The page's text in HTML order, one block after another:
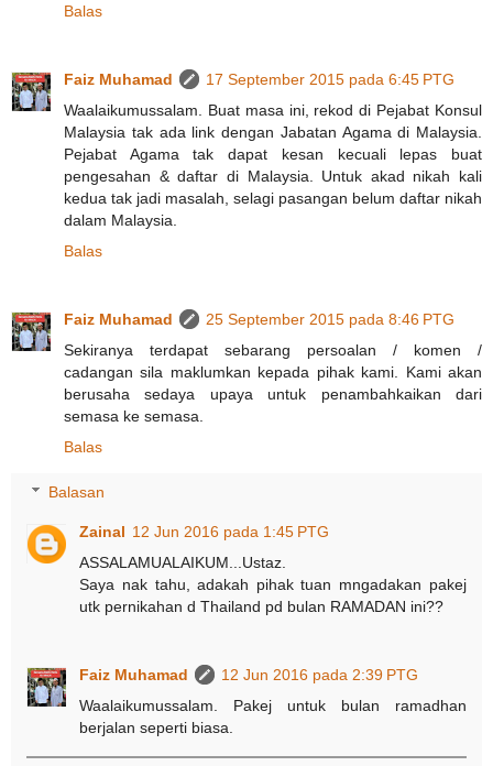
Balas
Faiz Muhamad
17 September 2015 pada 6:45 PTG
Waalaikumussalam. Buat masa ini, rekod di Pejabat Konsul
Malaysia tak ada link dengan Jabatan Agama di Malaysia.
Pejabat Agama tak dapat kesan kecuali lepas buat
pengesahan & daftar di Malaysia. Untuk akad nikah kali
kedua tak jadi masalah, selagi pasangan belum daftar nikah
dalam Malaysia.
Balas
Faiz Muhamad
25 September 2015 pada 8:46 PTG
Sekiranya terdapat sebarang persoalan / komen /
cadangan sila maklumkan kepada pihak kami. Kami akan
berusaha sedaya upaya untuk penambahkaikan dari
semasa ke semasa.
Balas
Balasan
Zainal 12 Jun 2016 pada 1:45 PTG
ASSALAMUALAIKUM...Ustaz.
Saya nak tahu, adakah pihak tuan mngadakan pakej
utk pernikahan d Thailand pd bulan RAMADAN ini??
Faiz Muhamad
12 Jun 2016 pada 2:39 PTG
Waalaikumussalam. Pakej untuk bulan ramadhan
berjalan seperti biasa.